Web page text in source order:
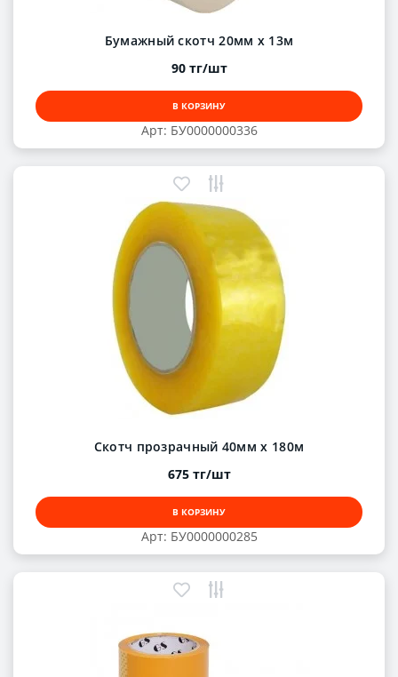
Арт: БУ0000000336
Бумажный скотч 20мм х 13м
90 тг/шт
В КОРЗИНУ
Арт: БУ0000000285
Скотч прозрачный 40мм х 180м
675 тг/шт
В КОРЗИНУ